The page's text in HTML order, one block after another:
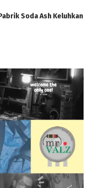
Soda Ash Keluhkan